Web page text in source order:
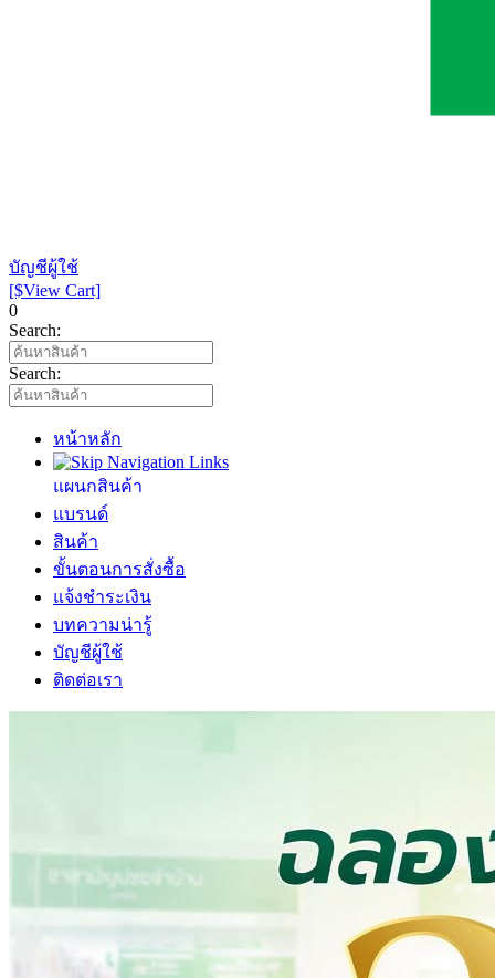
บัญชีผู้ใช้
[$View Cart]
0
Search:
Search:
หน้าหลัก
แผนกสินค้า
แบรนด์
สินค้า
ขั้นตอนการสั่งซื้อ
แจ้งชำระเงิน
บทความน่ารู้
บัญชีผู้ใช้
ติดต่อเรา